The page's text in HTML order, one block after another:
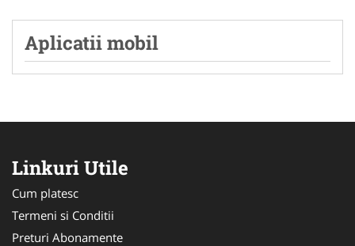
Aplicatii mobil
Linkuri Utile
Cum platesc
Termeni si Conditii
Preturi Abonamente